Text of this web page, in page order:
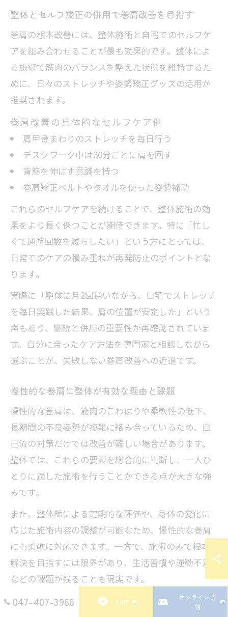
整体とセルフ矯正の併用で巻肩改善を目指す
巻肩の根本改善には、整体施術と自宅でのセルフケ
アを組み合わせることが最も効果的です。整体によ
る施術で筋肉のバランスを整えた状態を維持するた
めに、日々のストレッチや姿勢矯正グッズの活用が
推奨されます。
巻肩改善の具体的なセルフケア例
肩甲骨まわりのストレッチを毎日行う
デスクワーク中は30分ごとに肩を回す
背筋を伸ばす意識を持つ
巻肩矯正ベルトやタオルを使った姿勢補助
これらのセルフケアを続けることで、整体施術の効
果をより長く保つことが期待できます。特に「忙し
くて通院回数を減らしたい」という方にとっては、
日常でのケアの積み重ねが再発防止のポイントとな
ります。
実際に「整体に月2回通いながら、自宅でストレッチ
を毎日実践した結果、肩の位置が安定した」という
声もあり、継続と併用の重要性が再確認されていま
す。自分に合ったケア方法を専門家と相談しながら
選ぶことが、失敗しない巻肩改善への近道です。
慢性的な巻肩に整体が有効な理由と課題
慢性的な巻肩は、筋肉のこわばりや柔軟性の低下、
長期間の不良姿勢が複雑に絡み合っているため、自
己流の対策だけでは改善が難しい場合があります。
整体では、これらの要素を総合的に判断し、一人ひ
とりに適した施術を行うことができる点が大きな強
みです。
また、整体師による定期的な評価や、身体の変化に
応じた施術内容の調整が可能なため、慢性的な巻肩
にも柔軟に対応できます。一方で、施術のみで根本
解決を目指すには限界があり、生活習慣や運動不足
などの課題が残ることも現実です。
例えば「整体で一時的に楽になっても、仕事が忙し
047-407-3966 LINE
オンライン予
約